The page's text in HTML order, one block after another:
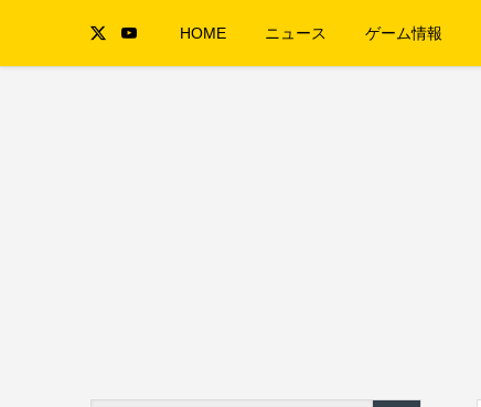
HOME ニュース ゲーム情報